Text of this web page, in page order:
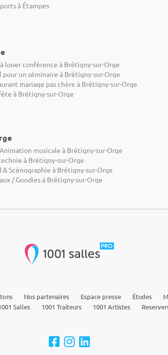
à Étampes
louer conférence à Brétigny-sur-Orge
pour un séminaire à Brétigny-sur-Orge
mariage pas chère à Brétigny-sur-Orge
à Brétigny-sur-Orge
musicale à Brétigny-sur-Orge
à Brétigny-sur-Orge
& Scénographie à Brétigny-sur-Orge
/ Goodies à Brétigny-sur-Orge
Nos partenaires Espace presse Études
Salles 1001 Traiteurs 1001 Artistes